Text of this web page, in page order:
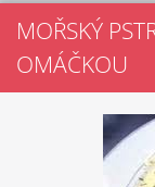
MOŘSKÝ
OMÁČKOU